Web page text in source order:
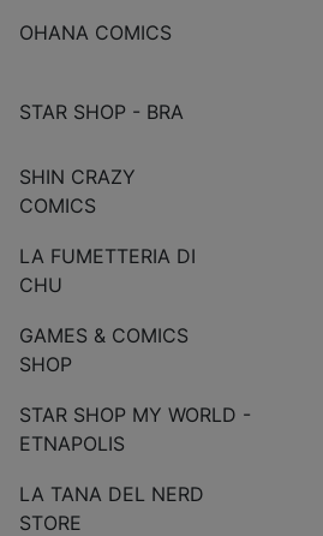
OHANA COMICS
STAR SHOP - BRA
SHIN CRAZY
COMICS
LA FUMETTERIA DI
CHU
GAMES & COMICS
SHOP
STAR SHOP MY WORLD -
ETNAPOLIS
LA TANA DEL NERD
STORE